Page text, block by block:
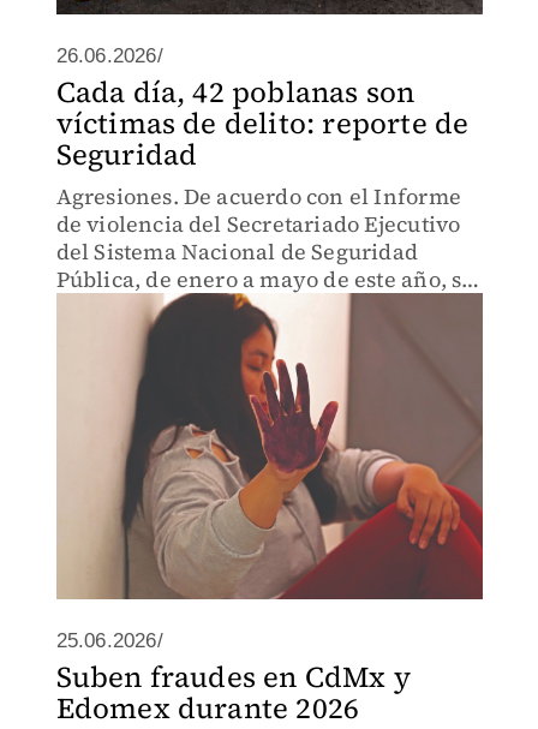
26.06.2026/
Cada día, 42 poblanas son
víctimas de delito: reporte de
Seguridad
Agresiones. De acuerdo con el Informe
de violencia del Secretariado Ejecutivo
del Sistema Nacional de Seguridad
Pública, de enero a mayo de este año, se
contabilizaron 6 mil 286 incidentes
contra mujeres
25.06.2026/
Suben fraudes en CdMx y
Edomex durante 2026